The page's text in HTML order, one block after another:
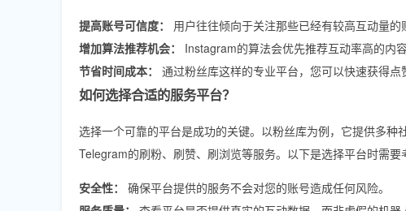
提高账号可信度：
用户往往倾向于关注那些已经有较高互动量的
增加算法推荐机会：
Instagram的算法会优先推荐互动率高的内
节省时间成本：
通过粉丝库这样的专业平台，您可以快速获得点
如何选择合适的服务平台？
选择一个可靠的平台是成功的关键。以粉丝库为例，它提供多
Telegram的刷粉、刷赞、刷浏览等服务。以下是选择平台时需要
安全性：
确保平台提供的服务不会对您的账号造成任何风险。